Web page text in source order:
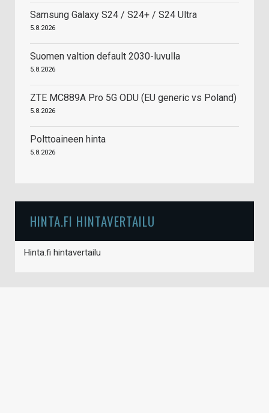
Samsung Galaxy S24 / S24+ / S24 Ultra
5.8.2026
Suomen valtion default 2030-luvulla
5.8.2026
ZTE MC889A Pro 5G ODU (EU generic vs Poland)
5.8.2026
Polttoaineen hinta
5.8.2026
HINTA.FI HINTAVERTAILU
Hinta.fi hintavertailu